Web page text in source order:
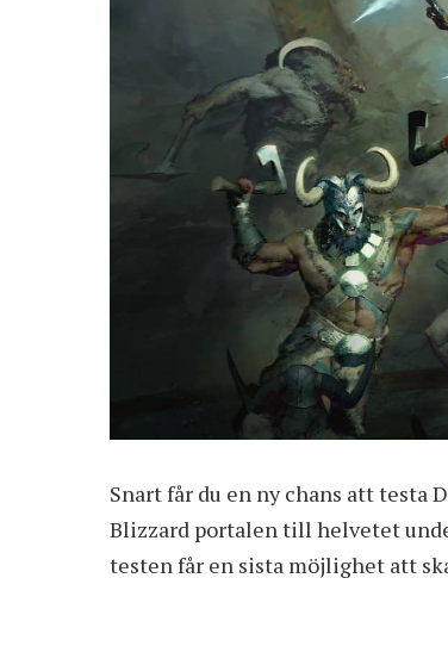
Snart får du en ny chans att testa
Blizzard portalen till helvetet
testen får en sista möjlighet att